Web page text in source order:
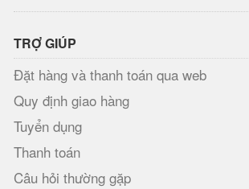
TRỢ GIÚP
Đặt hàng và thanh toán qua web
Quy định giao hàng
Tuyển dụng
Thanh toán
Câu hỏi thường gặp